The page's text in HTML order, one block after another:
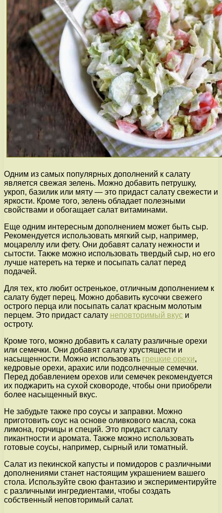
Одним из самых популярных дополнений к салату
является свежая зелень. Можно добавить петрушку,
укроп, базилик или мяту — это придаст салату свежести и
яркости. Кроме того, зелень обладает полезными
свойствами и обогащает салат витаминами.
Еще одним интересным дополнением может быть сыр.
Рекомендуется использовать мягкий сыр, например,
моцареллу или фету. Они добавят салату нежности и
сытости. Также можно использовать твердый сыр, но его
лучше натереть на терке и посыпать салат перед
подачей.
Для тех, кто любит остренькое, отличным дополнением к
салату будет перец. Можно добавить кусочки свежего
острого перца или посыпать салат красным молотым
перцем. Это придаст салату неповторимый вкус и
остроту.
Кроме того, можно добавить к салату различные орехи
или семечки. Они добавят салату хрустящести и
насыщенности. Можно использовать грецкие орехи,
кедровые орехи, арахис или подсолнечные семечки.
Перед добавлением орехов или семечек рекомендуется
их поджарить на сухой сковороде, чтобы они приобрели
более насыщенный вкус.
Не забудьте также про соусы и заправки. Можно
приготовить соус на основе оливкового масла, сока
лимона, горчицы и специй. Это придаст салату
пикантности и аромата. Также можно использовать
готовые соусы, например, сырный или томатный.
Салат из пекинской капусты и помидоров с различными
дополнениями станет настоящим украшением вашего
стола. Используйте свою фантазию и экспериментируйте
с различными ингредиентами, чтобы создать
собственный неповторимый салат.